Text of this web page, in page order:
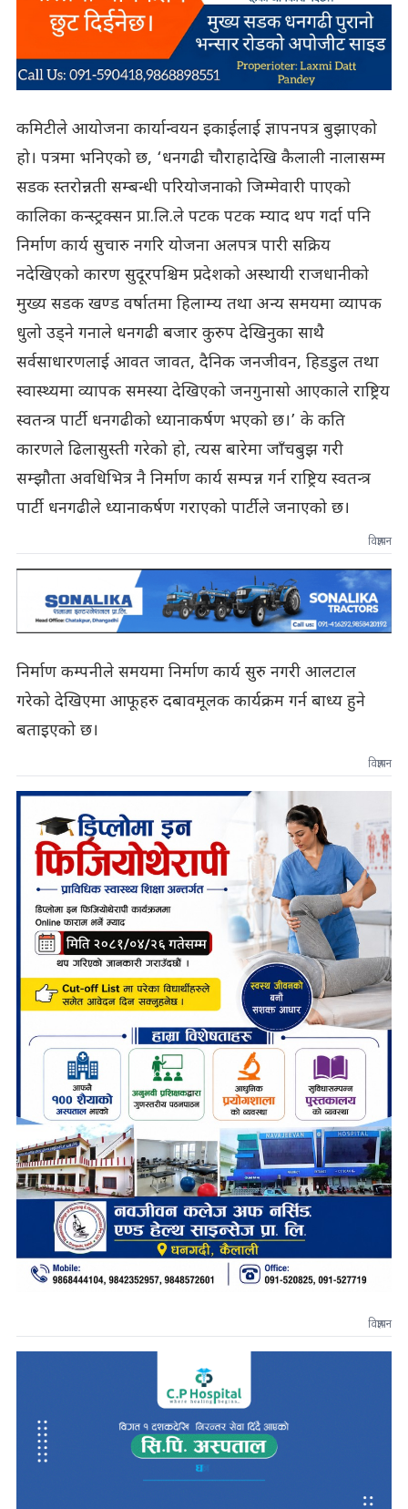
कमिटीले आयोजना कार्यान्वयन इकाईलाई ज्ञापनपत्र बुझाएको
हो। पत्रमा भनिएको छ, ‘धनगढी चौराहादेखि कैलाली नालासम्म
सडक स्तरोन्नती सम्बन्धी परियोजनाको जिम्मेवारी पाएको
कालिका कन्स्ट्रक्सन प्रा.लि.ले पटक पटक म्याद थप गर्दा पनि
निर्माण कार्य सुचारु नगरि योजना अलपत्र पारी सक्रिय
नदेखिएको कारण सुदूरपश्चिम प्रदेशको अस्थायी राजधानीको
मुख्य सडक खण्ड वर्षातमा हिलाम्य तथा अन्य समयमा व्यापक
धुलो उड्ने गनाले धनगढी बजार कुरुप देखिनुका साथै
सर्वसाधारणलाई आवत जावत, दैनिक जनजीवन, हिडडुल तथा
स्वास्थ्यमा व्यापक समस्या देखिएको जनगुनासो आएकाले राष्ट्रिय
स्वतन्त्र पार्टी धनगढीको ध्यानाकर्षण भएको छ।’ के कति
कारणले ढिलासुस्ती गरेको हो, त्यस बारेमा जाँचबुझ गरी
सम्झौता अवधिभित्र नै निर्माण कार्य सम्पन्न गर्न राष्ट्रिय स्वतन्त्र
पार्टी धनगढीले ध्यानाकर्षण गराएको पार्टीले जनाएको छ।
विज्ञापन
निर्माण कम्पनीले समयमा निर्माण कार्य सुरु नगरी आलटाल
गरेको देखिएमा आफूहरु दबावमूलक कार्यक्रम गर्न बाध्य हुने
बताइएको छ।
विज्ञापन
विज्ञापन